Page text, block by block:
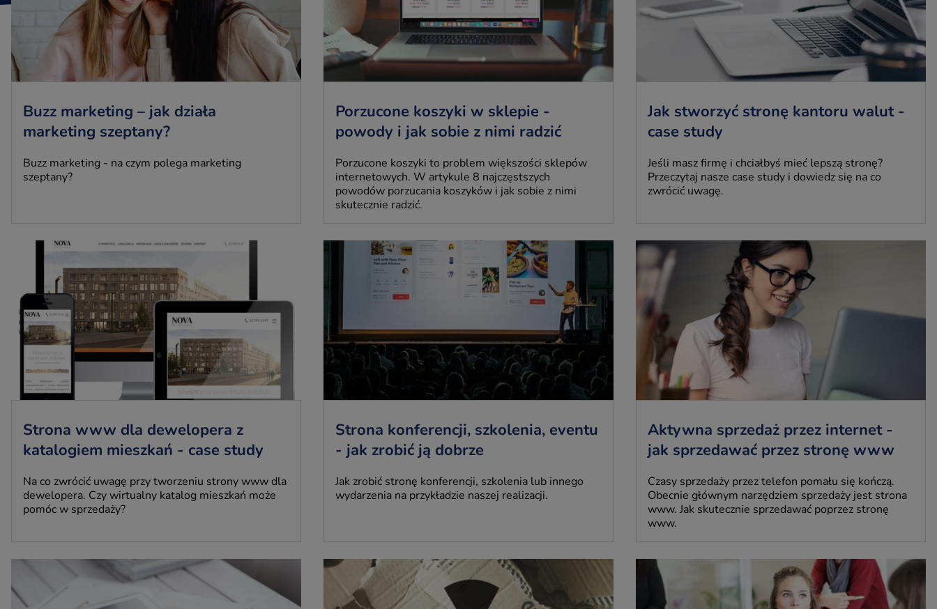
Buzz marketing – jak działa
marketing szeptany?
Buzz marketing - na czym polega marketing
szeptany?
Porzucone koszyki w sklepie -
powody i jak sobie z nimi radzić
Porzucone koszyki to problem większości sklepów
internetowych. W artykule 8 najczęstszych
powodów porzucania koszyków i jak sobie z nimi
skutecznie radzić.
Jak stworzyć stronę kantoru walut -
case study
Jeśli masz firmę i chciałbyś mieć lepszą stronę?
Przeczytaj nasze case study i dowiedz się na co
zwrócić uwagę.
Strona www dla dewelopera z
katalogiem mieszkań - case study
Na co zwrócić uwagę przy tworzeniu strony www dla
dewelopera. Czy wirtualny katalog mieszkań może
pomóc w sprzedaży?
Strona konferencji, szkolenia, eventu
- jak zrobić ją dobrze
Jak zrobić stronę konferencji, szkolenia lub innego
wydarzenia na przykładzie naszej realizacji.
Aktywna sprzedaż przez internet -
jak sprzedawać przez stronę www
Czasy sprzedaży przez telefon pomału się kończą.
Obecnie głównym narzędziem sprzedaży jest strona
www. Jak skutecznie sprzedawać poprzez stronę
www.